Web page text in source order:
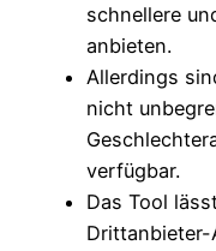
schnellere
anbieten.
Allerdings
nicht
verfügbar.
Das Tool